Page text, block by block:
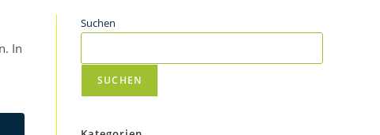
In
Suchen
SUCHEN